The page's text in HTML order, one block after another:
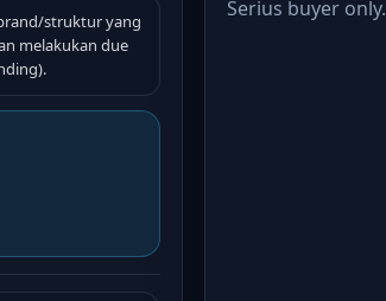
struktur yang
melakukan due
Serius buyer only.